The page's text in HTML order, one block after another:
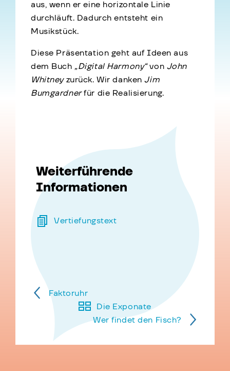
aus, wenn er eine horizontale Linie
durchläuft. Dadurch entsteht ein
Musikstück.
Diese Präsentation geht auf Ideen aus
dem Buch „Digital Harmony“von John
Whitneyzurück. Wir dankenJim
Bumgardnerfür die Realisierung.
Weiterführende
Informationen
Vertiefungstext
Faktoruhr
Die Exponate
Wer findet den Fisch?